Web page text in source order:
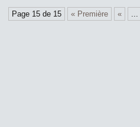
Page 15 de 15 « Première « ...